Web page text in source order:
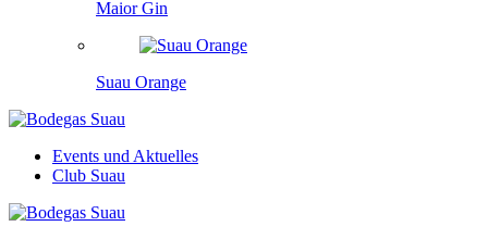
Maior Gin
Suau Orange
Events und Aktuelles
Club Suau